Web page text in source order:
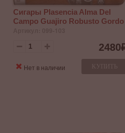
Сигары Plasencia Alma Del
Campo Guajiro Robusto Gordo
2480
КУПИТЬ
Нет в наличии